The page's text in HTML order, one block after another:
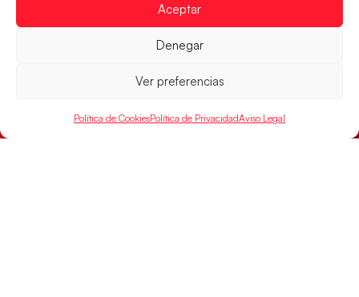
Aceptar
Denegar
Ver preferencias
Política de CookiesPolítica de PrivacidadAviso Legal